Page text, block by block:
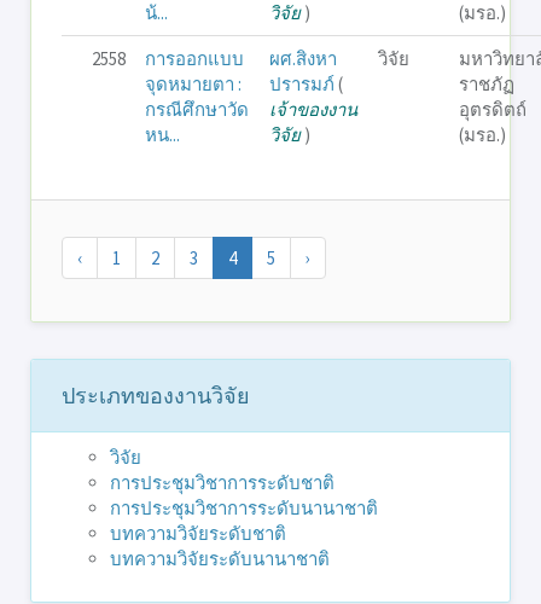
น้...
วิจัย)
(มรอ.)
2558
การออกแบบ
จุดหมายตา :
กรณีศึกษาวัด
หน...
ผศ.สิงหา
ปรารมภ์(
เจ้าของงาน
วิจัย)
วิจัย
มหาวิทยา
ราชภัฏ
อุตรดิตถ์
(มรอ.)
‹ 1 2 3 4 5 ›
ประเภทของงานวิจัย
วิจัย
การประชุมวิชาการระดับชาติ
การประชุมวิชาการระดับนานาชาติ
บทความวิจัยระดับชาติ
บทความวิจัยระดับนานาชาติ